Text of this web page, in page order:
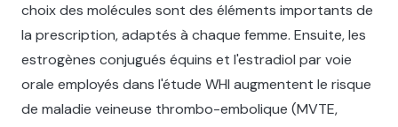
choix des molécules sont des éléments importants de
la prescription, adaptés à chaque femme. Ensuite, les
estrogènes conjugués équins et l'estradiol par voie
orale employés dans l'étude WHI augmentent le risque
de maladie veineuse thrombo-embolique (MVTE,